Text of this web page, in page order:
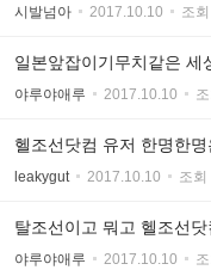
시발넘아 2017.10.10 조
일본앞잡이기무치같은 세
야루야애루 2017.10.10
헬조선닷컴 유저 한명한명
leakygut 2017.10.10 조회
탈조선이고 뭐고 헬조선
야루야애루 2017.10.10